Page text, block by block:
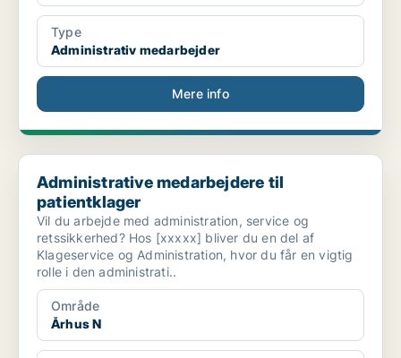
Type
Administrativ medarbejder
Mere info
Administrative medarbejdere til patientklager
Administrative medarbejdere til
patientklager
Vil du arbejde med administration, service og
retssikkerhed? Hos [xxxxx] bliver du en del af
Klageservice og Administration, hvor du får en vigtig
rolle i den administrati..
Område
Århus N